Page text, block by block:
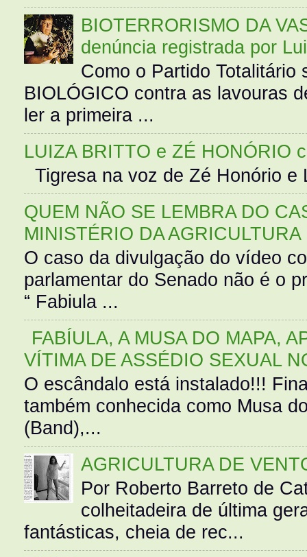
BIOTERRORISMO DA
denúncia registrada por
Como o Partido Totalitário
BIOLÓGICO contra as lavouras
ler a primeira ...
LUIZA BRITTO e ZÉ HONÓRIO
Tigresa na voz de Zé Honório
QUEM NÃO SE LEMBRA DO
MINISTÉRIO DA AGRICULTURA
O caso da divulgação do vídeo
parlamentar do Senado não é o
“ Fabiula ...
FABÍULA, A MUSA DO MAPA,
VÍTIMA DE ASSÉDIO SEXUAL
O escândalo está instalado!!!
também conhecida como Musa
(Band),...
AGRICULTURA DE
Por Roberto Barreto de
colheitadeira de última
fantásticas, cheia de rec...